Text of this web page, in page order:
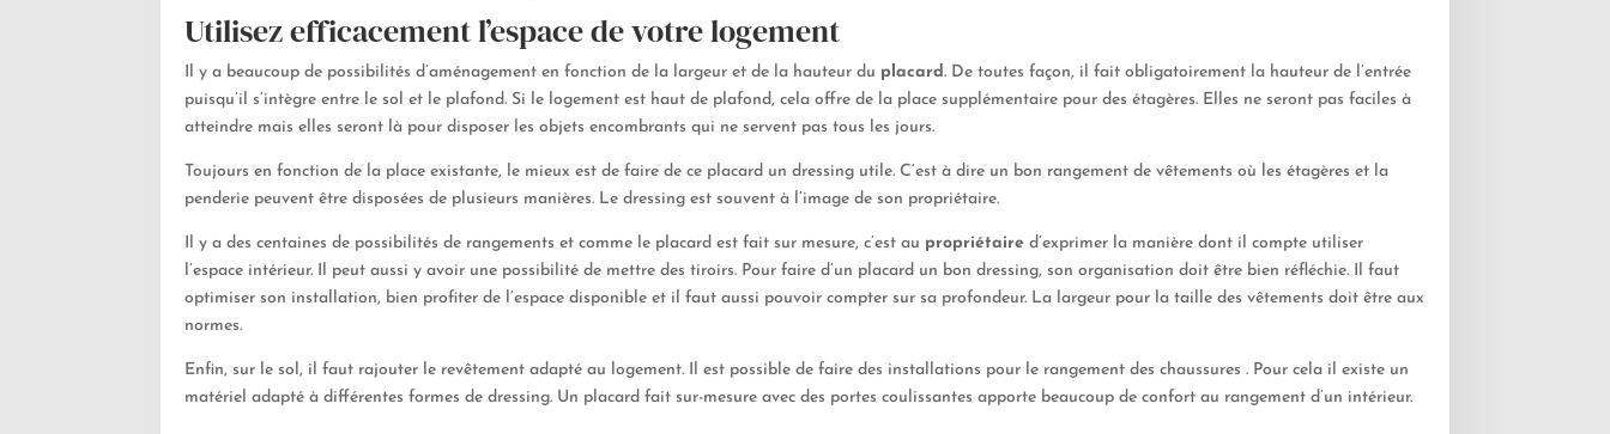
Utilisez efficacement l’espace de votre logement
Il y a beaucoup de possibilités d’aménagement en fonction de la largeur et de la hauteur du placard. De toutes façon, il fait obligatoirement la hauteur de l’entrée
puisqu’il s’intègre entre le sol et le plafond. Si le logement est haut de plafond, cela offre de la place supplémentaire pour des étagères. Elles ne seront pas faciles à
atteindre mais elles seront là pour disposer les objets encombrants qui ne servent pas tous les jours.
Toujours en fonction de la place existante, le mieux est de faire de ce placard un dressing utile. C’est à dire un bon rangement de vêtements où les étagères et la
penderie peuvent être disposées de plusieurs manières. Le dressing est souvent à l’image de son propriétaire.
Il y a des centaines de possibilités de rangements et comme le placard est fait sur mesure, c’est au propriétaire d’exprimer la manière dont il compte utiliser
l’espace intérieur. Il peut aussi y avoir une possibilité de mettre des tiroirs. Pour faire d’un placard un bon dressing, son organisation doit être bien réfléchie. Il faut
optimiser son installation, bien profiter de l’espace disponible et il faut aussi pouvoir compter sur sa profondeur. La largeur pour la taille des vêtements doit être aux
normes.
Enfin, sur le sol, il faut rajouter le revêtement adapté au logement. Il est possible de faire des installations pour le rangement des chaussures . Pour cela il existe un
matériel adapté à différentes formes de dressing. Un placard fait sur-mesure avec des portes coulissantes apporte beaucoup de confort au rangement d’un intérieur.